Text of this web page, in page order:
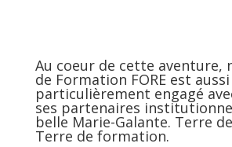
Au coeur de cette aventure,
de Formation FORE est aussi
particulièrement engagé
ses partenaires
belle Marie-Galante. Terre
Terre de formation.